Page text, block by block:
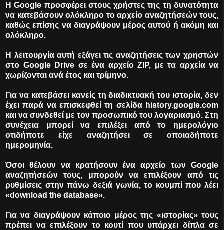
Η Google προσφέρει στους χρήστες της τη δυνατότητα
να κατεβάσουν ολόκληρο το αρχείο αναζητήσεών τους,
καθώς επίσης να διαγράψουν μέρος αυτού ή ακόμη και
ολόκληρο.
Η λειτουργία αυτή εξάγει τις αναζητήσεις των χρηστών
στο Google Drive σε ένα αρχείο ZIP, με τα αρχεία να
χωρίζονται ανά έτος και τρίμηνο.
Για να κατεβάσει κανείς τη διαδικτυακή του ιστορία, δεν
έχει παρά να επισκεφθεί τη σελίδα history.google.com
και να συνδεθεί με τον προσωπικό του λογαριασμό. Στη
συνέχεια μπορεί να επιλέξει από το ημερολόγιο
οτιδήποτε είχε αναζητήσει σε οποιαδήποτε
ημερομηνία.
Όσοι θέλουν να κρατήσουν ένα αρχείο των Google
αναζητήσεών τους, μπορούν να επιλέξουν από τις
ρυθμίσεις στην πάνω δεξιά γωνία, το κουμπί που λέει
«download the database».
Για να διαγράψουν κάποιο μέρος της «ιστορίας» τους
πρέπει να επιλέξουν το κουτί που υπάρχει δίπλα σε